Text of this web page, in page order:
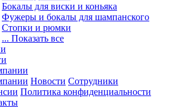
Бокалы для виски и коньяка
Фужеры и бокалы для шампанского
Стопки и рюмки
... Показать все
Новости Сотрудники
Политика конфиденциальности